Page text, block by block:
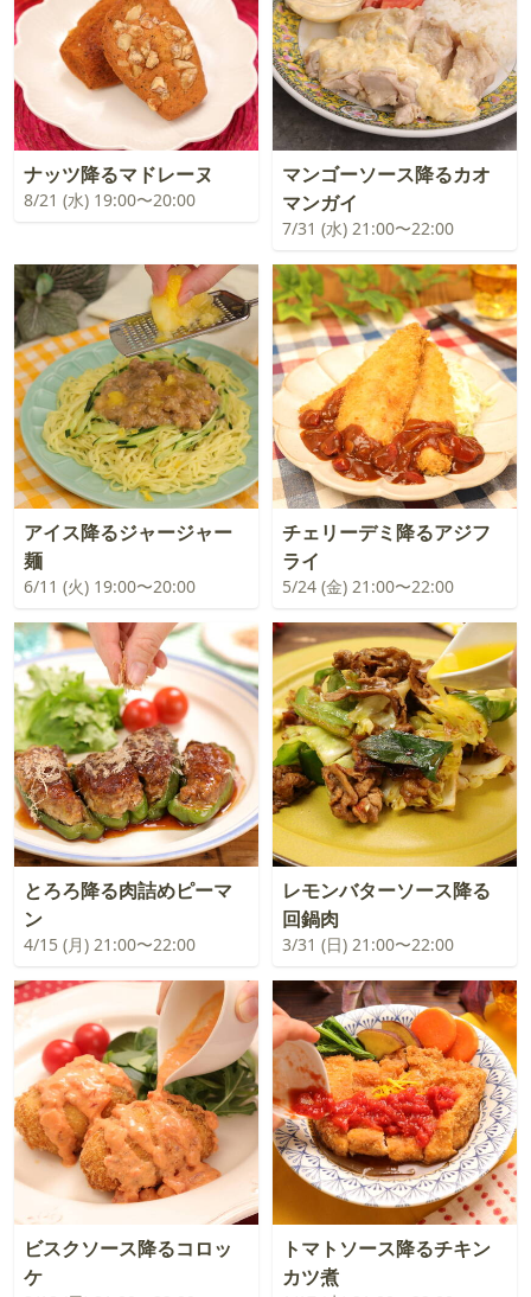
ナッツ降るマドレーヌ
8/21 (水) 19:00〜20:00
マンゴーソース降るカオ
マンガイ
7/31 (水) 21:00〜22:00
アイス降るジャージャー
麺
6/11 (火) 19:00〜20:00
チェリーデミ降るアジフ
ライ
5/24 (金) 21:00〜22:00
とろろ降る肉詰めピーマ
ン
4/15 (月) 21:00〜22:00
レモンバターソース降る
回鍋肉
3/31 (日) 21:00〜22:00
ビスクソース降るコロッ
ケ
トマトソース降るチキン
カツ煮